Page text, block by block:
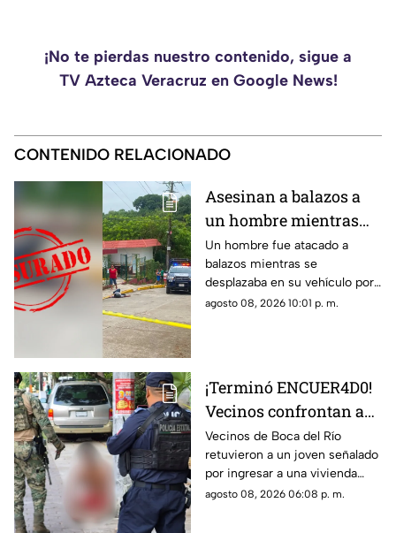
¡No te pierdas nuestro contenido, sigue a
TV Azteca Veracruz en Google News!
CONTENIDO RELACIONADO
Asesinan a balazos a
un hombre mientras
circulaba en su unidad
en Poza Rica
Un hombre fue atacado a
balazos mientras se
desplazaba en su vehículo por
una colonia de Poza Rica,
agosto 08, 2026 10:01 p. m.
¡Terminó ENCUER4D0!
Vecinos confrontan a
presunto ladrón en
Infonavit de Boca del
Río
Vecinos de Boca del Río
retuvieron a un joven señalado
por ingresar a una vivienda
durante la madrugada y lo
agosto 08, 2026 06:08 p. m.